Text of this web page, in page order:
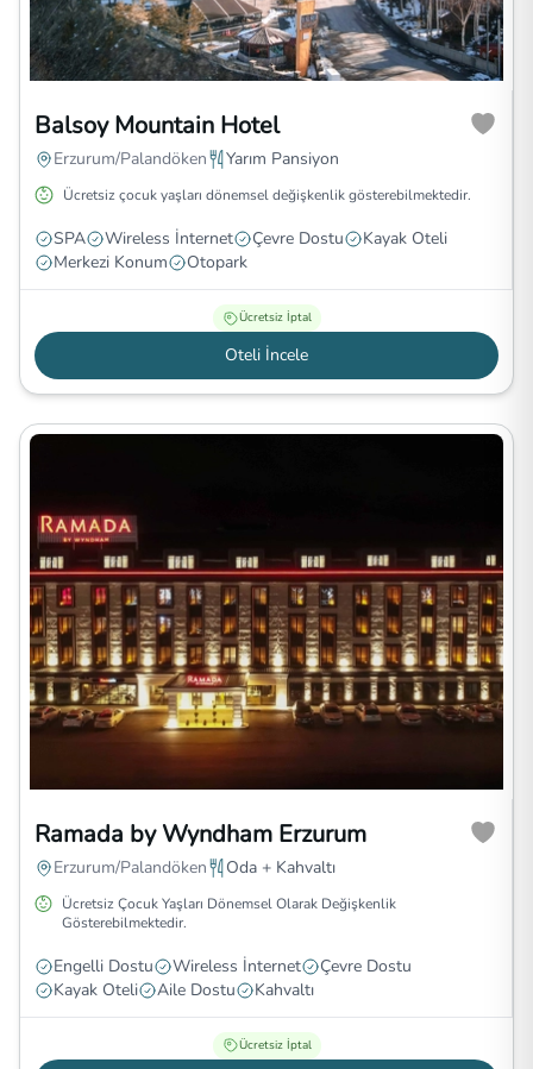
Balsoy Mountain Hotel
Erzurum/Palandöken Yarım Pansiyon
Ücretsiz çocuk yaşları dönemsel değişkenlik gösterebilmektedir.
SPA Wireless İnternet Çevre Dostu
Kayak Oteli
Merkezi Konum
Otopark
Ücretsiz İptal
Oteli İncele
Ramada by Wyndham Erzurum
Erzurum/Palandöken Oda + Kahvaltı
Ücretsiz Çocuk Yaşları Dönemsel Olarak Değişkenlik
Gösterebilmektedir.
Engelli Dostu Wireless İnternet
Çevre Dostu
Kayak Oteli
Aile Dostu Kahvaltı
Ücretsiz İptal